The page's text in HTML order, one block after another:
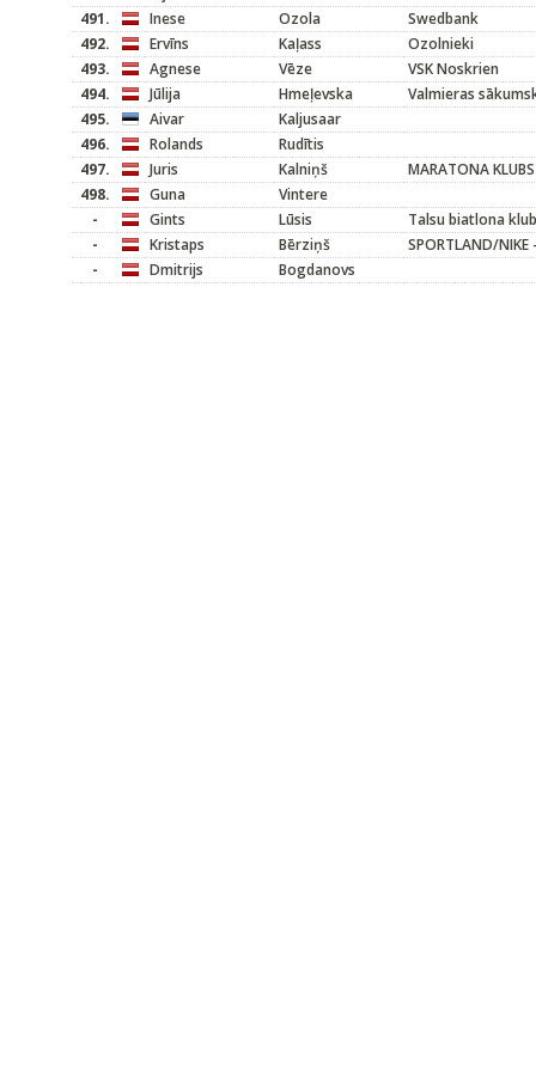
491.
Inese Ozola
Swedbank
492.
Ervīns Kaļass
Ozolnieki
493.
Agnese Vēze
VSK Noskrien
494.
Jūlija Hmeļevska
Valmieras
495.
Aivar
Kaljusaar
496.
Rolands
Rudītis
497.
Juris Kalniņš
MARATONA KLUBS
498.
Guna
Vintere
-
Gints Lūsis
Talsu biatlona
-
Kristaps Bērziņš
SPORTLAND/NIKE
-
Dmitrijs Bogdanovs